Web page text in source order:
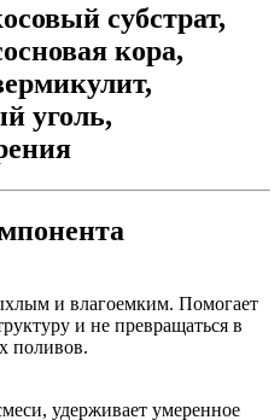
субстрат,
кора,
уголь,
и влагоемким. Помогает
и не превращаться в
поливов.
удерживает умеренное